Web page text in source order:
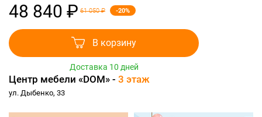
48 840 ₽ 61 050 ₽ -20%
В корзину
Доставка 10 дней
Центр мебели «DOM» - 3 этаж
ул. Дыбенко, 33